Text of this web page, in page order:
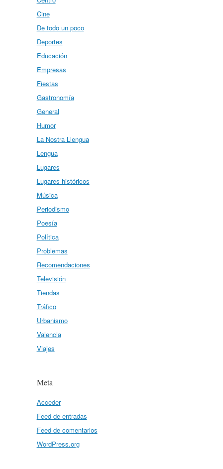
Cine
De todo un poco
Deportes
Educación
Empresas
Fiestas
Gastronomía
General
Humor
La Nostra Llengua
Lengua
Lugares
Lugares históricos
Música
Periodismo
Poesía
Política
Problemas
Recomendaciones
Televisión
Tiendas
Tráfico
Urbanismo
Valencia
Viajes
Meta
Acceder
Feed de entradas
Feed de comentarios
WordPress.org